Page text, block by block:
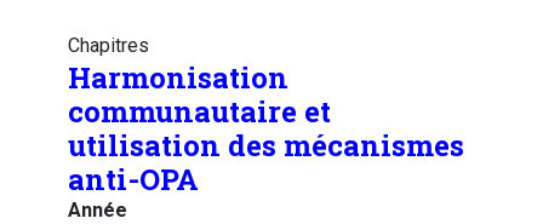
Chapitres
Harmonisation
communautaire et
utilisation des mécanismes
anti-OPA
Année